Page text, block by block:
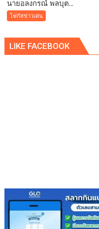
นายอลงกรณ์ พลบุต...
โฟกัสข่าวเด่น
LIKE FACEBOOK